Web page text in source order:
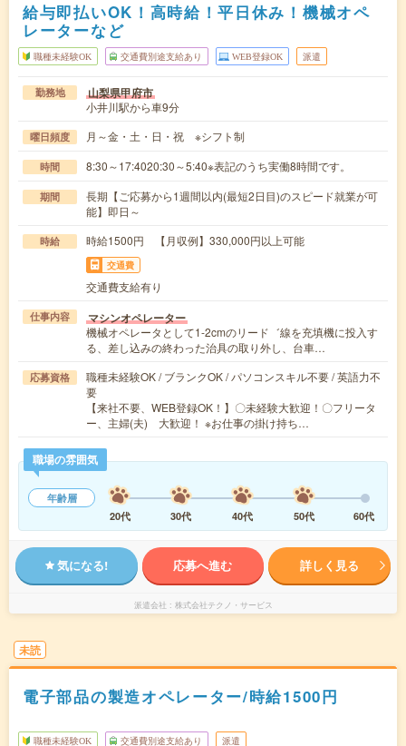
給与即払いOK！高時給！平日休み！機械オペ
レーターなど
職種未経験OK 交通費別途支給あり WEB登録OK 派遣
勤務地 山梨県甲府市
小井川駅から車9分
曜日頻度 月～金・土・日・祝 ※シフト制
時間 8:30～17:4020:30～5:40※表記のうち実働8時間です。
期間
長期【ご応募から1週間以内(最短2日目)のスピード就業が可
能】即日～
時給 時給1500円 【月収例】330,000円以上可能
交通費
交通費支給有り
仕事内容 マシンオペレーター
機械オペレータとして1-2cmのリード゛線を充填機に投入す
る、差し込みの終わった治具の取り外し、台車…
応募資格
職種未経験OK / ブランクOK / パソコンスキル不要 / 英語力不
要
【来社不要、WEB登録OK！】〇未経験大歓迎！〇フリータ
ー、主婦(夫) 大歓迎！ ※お仕事の掛け持ち…
職場の雰囲気
年齢層
20代
30代 40代 50代 60代
気になる! 応募へ進む 詳しく見る
派遣会社 株式会社テクノ・サービス
未読
電子部品の製造オペレーター/時給1500円
職種未経験OK 交通費別途支給あり 派遣